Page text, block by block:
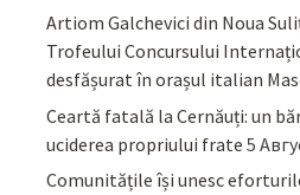
Artiom Galchevici din Noua
Trofeului Concursului
desfășurat în orașul italian
Ceartă fatală la Cernăuți: un
uciderea propriului frate 5
Comunitățile își unesc